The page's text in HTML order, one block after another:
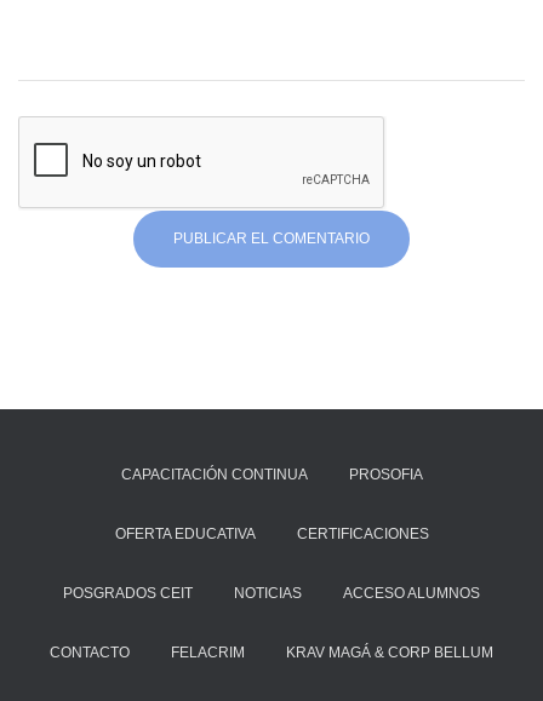
CAPACITACIÓN CONTINUA PROSOFIA
OFERTA EDUCATIVA CERTIFICACIONES
POSGRADOS CEIT NOTICIAS ACCESO ALUMNOS
CONTACTO FELACRIM KRAV MAGÁ & CORP BELLUM